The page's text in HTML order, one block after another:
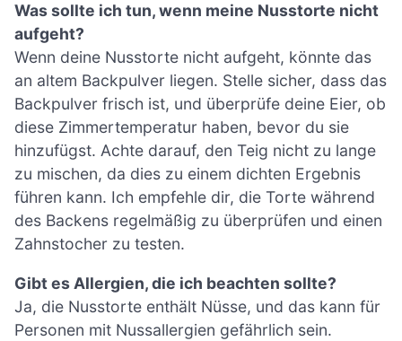
Was sollte ich tun, wenn meine Nusstorte nicht
aufgeht?
Wenn deine Nusstorte nicht aufgeht, könnte das
an altem Backpulver liegen. Stelle sicher, dass das
Backpulver frisch ist, und überprüfe deine Eier, ob
diese Zimmertemperatur haben, bevor du sie
hinzufügst. Achte darauf, den Teig nicht zu lange
zu mischen, da dies zu einem dichten Ergebnis
führen kann. Ich empfehle dir, die Torte während
des Backens regelmäßig zu überprüfen und einen
Zahnstocher zu testen.
Gibt es Allergien, die ich beachten sollte?
Ja, die Nusstorte enthält Nüsse, und das kann für
Personen mit Nussallergien gefährlich sein.